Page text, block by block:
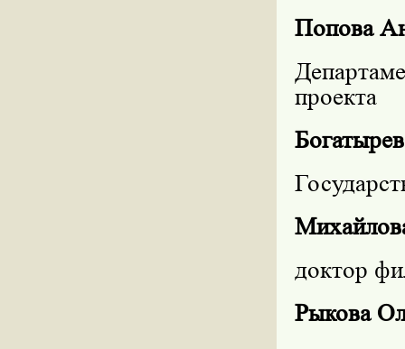
Попова
проекта
доктор
Рыкова